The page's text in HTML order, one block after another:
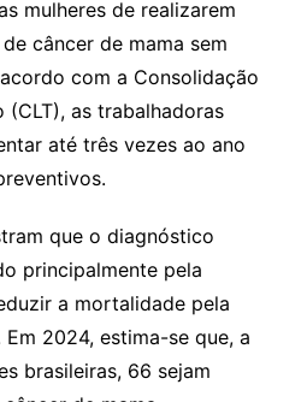
mulheres de realizarem
câncer de mama sem
com a Consolidação
(CLT), as trabalhadoras
até três vezes ao ano
que o diagnóstico
principalmente pela
a mortalidade pela
2024, estima-se que, a
brasileiras, 66 sejam